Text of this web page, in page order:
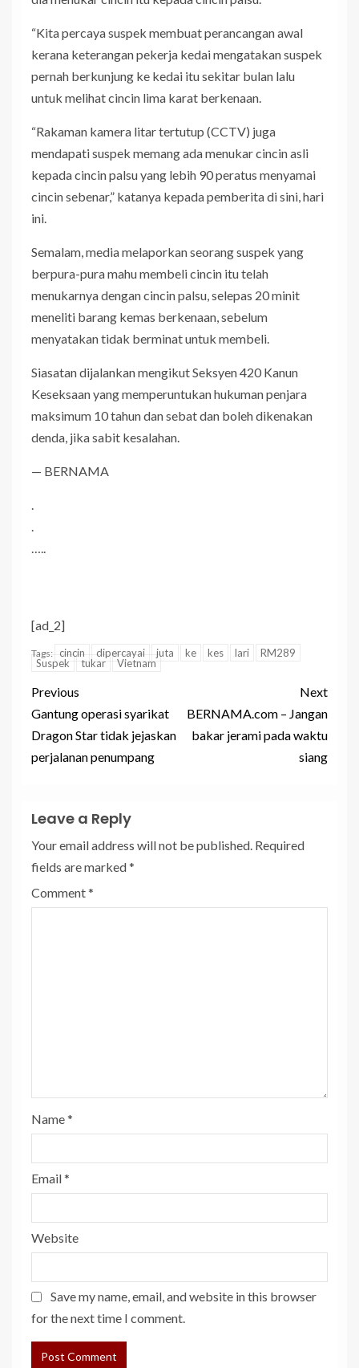
“Kita percaya suspek membuat perancangan awal
kerana keterangan pekerja kedai mengatakan suspek
pernah berkunjung ke kedai itu sekitar bulan lalu
untuk melihat cincin lima karat berkenaan.
“Rakaman kamera litar tertutup (CCTV) juga
mendapati suspek memang ada menukar cincin asli
kepada cincin palsu yang lebih 90 peratus menyamai
cincin sebenar,” katanya kepada pemberita di sini, hari
ini.
Semalam, media melaporkan seorang suspek yang
berpura-pura mahu membeli cincin itu telah
menukarnya dengan cincin palsu, selepas 20 minit
meneliti barang kemas berkenaan, sebelum
menyatakan tidak berminat untuk membeli.
Siasatan dijalankan mengikut Seksyen 420 Kanun
Keseksaan yang memperuntukan hukuman penjara
maksimum 10 tahun dan sebat dan boleh dikenakan
denda, jika sabit kesalahan.
— BERNAMA
.
.
…..
[ad_2]
Tags: cincin dipercayai juta ke kes lari
RM289
Suspek
tukar Vietnam
Previous
Gantung operasi syarikat
Dragon Star tidak jejaskan
perjalanan penumpang
Next
BERNAMA.com – Jangan
bakar jerami pada waktu
siang
Leave a Reply
Your email address will not be published. Required
fields are marked*
Comment*
Name*
Email*
Website
Save my name, email, and website in this browser
for the next time I comment.